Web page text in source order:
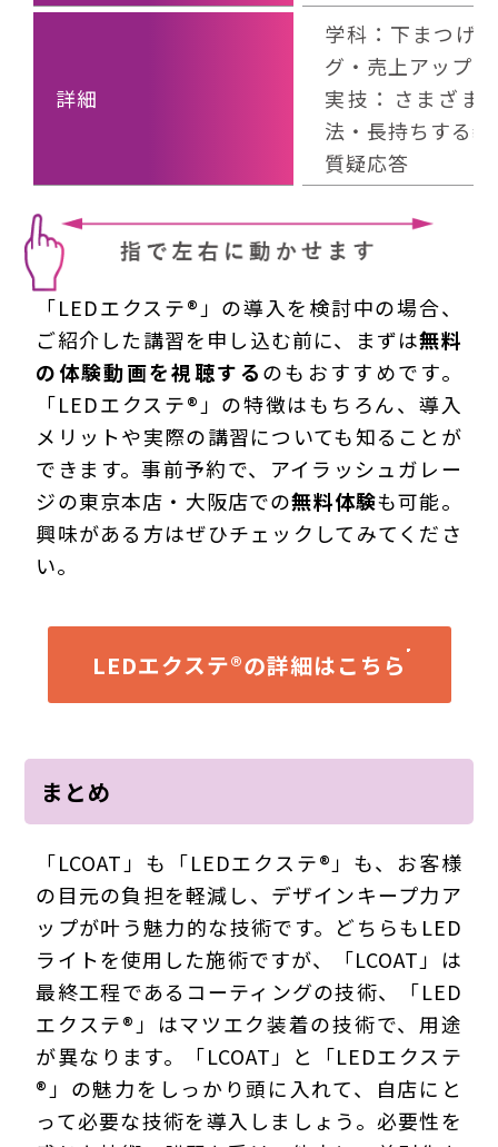
詳細
学科：下まつげ
グ・売上アップ
実技：さまざま
法・長持ちする
質疑応答
「LEDエクステ®」の導入を検討中の場合、
ご紹介した講習を申し込む前に、まずは無料
の体験動画を視聴するのもおすすめです。
「LEDエクステ®」の特徴はもちろん、導入
メリットや実際の講習についても知ることが
できます。事前予約で、アイラッシュガレー
ジの東京本店・大阪店での無料体験も可能。
興味がある方はぜひチェックしてみてくださ
い。
LEDエクステ®の詳細はこちら
まとめ
「LCOAT」も「LEDエクステ®」も、お客様
の目元の負担を軽減し、デザインキープ力ア
ップが叶う魅力的な技術です。どちらもLED
ライトを使用した施術ですが、「LCOAT」は
最終工程であるコーティングの技術、「LED
エクステ®」はマツエク装着の技術で、用途
が異なります。「LCOAT」と「LEDエクステ
®」の魅力をしっかり頭に入れて、自店にと
って必要な技術を導入しましょう。必要性を